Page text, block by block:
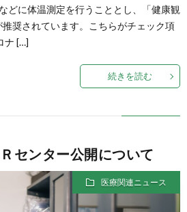
情
ト
どに体温測定を行うこととし、「健康観
奨されています。こちらがチェック項
ナ […]
続きを読む
センター公開について
医療関連ニュース